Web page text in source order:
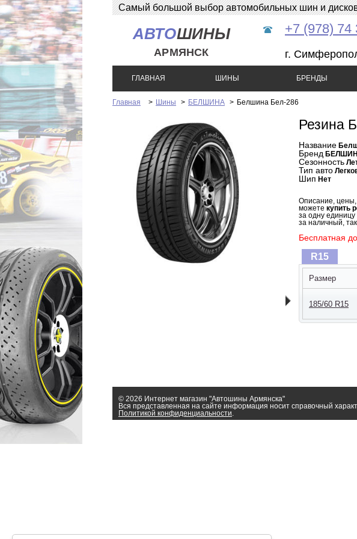
Самый большой выбор автомобильных шин и
АВТОШИНЫ
АРМЯНСК
+7 (978) 74
г.
ГЛАВНАЯ ШИНЫ БРЕНДЫ
Главная > Шины > БЕЛШИНА > Белшина Бел-286
Резина
Название
Бренд
Сезонность
Тип авто
Шип Нет
Описание,
можете купить
за одну
за наличный,
Бесплатная
R15
Размер
185/60 R15
© 2026 Интернет магазин "Автошины Армянска"
Вся представленная на сайте информация носит справочный
Политикой конфиденциальности.